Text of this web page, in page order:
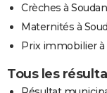
Crèches à Soudan
Maternités à
Prix immobilier à
Tous les